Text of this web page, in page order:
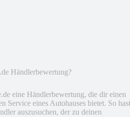
Händlerbewertung?
eine Händlerbewertung, die dir einen
Service eines Autohauses bietet. So hast
auszusuchen, der zu deinen